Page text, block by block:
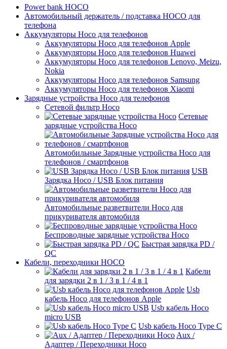
Power bank HOCO
Автомобильный держатель / подставка HOCO для
телефона
Аккумуляторы Hoco для телефонов
Аккумуляторы Hoco для телефонов Apple
Аккумуляторы Hoco для телефонов Huawei
Аккумуляторы Hoco для телефонов Lenovo, Meizu,
Nokia
Аккумуляторы Hoco для телефонов Samsung
Аккумуляторы Hoco для телефонов Xiaomi
Зарядные устройства Hoco для телефонов
Сетевой фильтр Hoco
Сетевые
зарядные устройства Hoco
Автомобильные Зарядные устройства Hoco для
телефонов / смартфонов
USB
Зарядка Hoco / USB Блок питания
Автомобильные разветвители Hoco для
прикуривателя автомобиля
Беспроводные зарядные устройства Hoco
Быстрая зарядка PD /
QC
Кабели, переходники HOCO
Кабели
для зарядки 2 в 1 / 3 в 1 / 4 в 1
Usb
кабель Hoco для телефонов Apple
Usb кабель Hoco
micro USB
Usb кабель Hoco Type C
Aux /
Адаптер / Переходники Hoco